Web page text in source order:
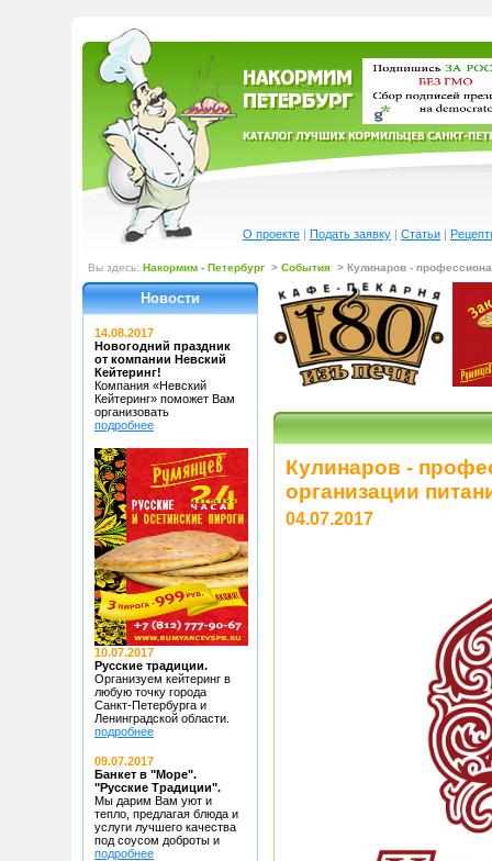
Кулинаров -
организации
04.07.2017
Новости
14.08.2017
Новогодний праздник
от компании Невский
Кейтеринг!
Компания «Невский
Кейтеринг» поможет Вам
организовать
подробнее
10.07.2017
Русские традиции.
Организуем кейтеринг в
любую точку города
Санкт-Петербурга и
Ленинградской области.
подробнее
09.07.2017
Банкет в "Море".
"Русские Традиции".
Мы дарим Вам уют и
тепло, предлагая блюда и
услуги лучшего качества
под соусом доброты и
подробнее
О проекте | Подать заявку | Статьи |
Вы здесь: Накормим - Петербург > События > Кулинаров -